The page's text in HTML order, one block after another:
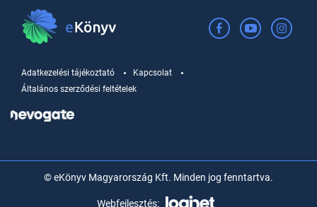
Adatkezelési tájékoztató
Kapcsolat
Általános szerződési feltételek
© eKönyv Magyarország Kft. Minden jog fenntartva.
Webfejlesztés: